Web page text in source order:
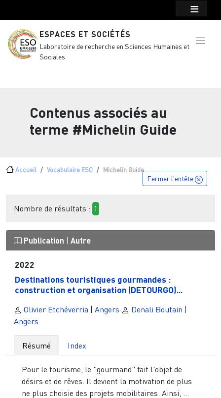
ESPACES ET SOCIÉTÉS
Laboratoire de recherche en Sciences Humaines et
Sociales
Contenus associés au
terme #Michelin Guide
Fil d'Ariane
Accueil Vocabulaire ESO Michelin Guide
Fermer l'entête
Nombre de résultats : 1
Publication Autre
2022
Destinations touristiques gourmandes :
construction et organisation (DETOURGO)...
Olivier Etchéverria | Angers Denali Boutain |
Angers
Résumé Index
Pour le tourisme, le "gourmand" fait l'objet de
désirs et de rêves. Il devient la motivation de plus
ne plus choisie des projets mobilitaires. Ainsi, ...